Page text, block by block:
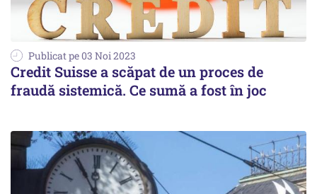
Publicat pe 03 Noi 2023
Credit Suisse a scăpat de un proces de
fraudă sistemică. Ce sumă a fost în joc